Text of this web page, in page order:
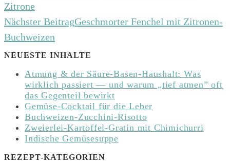
Zitrone
Nächster BeitragGeschmorter Fenchel mit Zitronen-
Buchweizen
NEUESTE INHALTE
Atmung & der Säure-Basen-Haushalt: Was
wirklich passiert — und warum „tief atmen” oft
das Gegenteil bewirkt
Gemüse-Cocktail für die Leber
Buchweizen-Zucchini-Risotto
Zweierlei-Kartoffel-Gratin mit Chimichurri
Indische Gemüsesuppe
REZEPT-KATEGORIEN